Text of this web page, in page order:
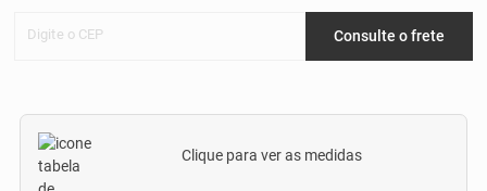
Digite o CEP Consulte o frete
Clique para ver as medidas